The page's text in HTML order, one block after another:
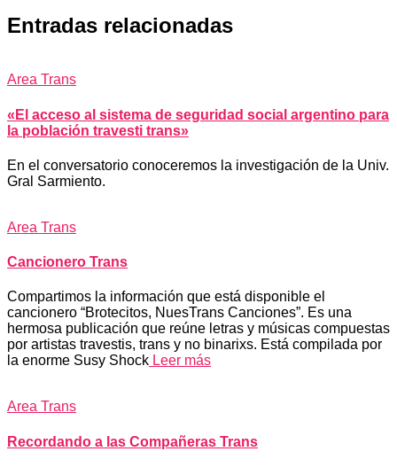
Entradas relacionadas
Area Trans
«El acceso al sistema de seguridad social argentino para
la población travesti trans»
En el conversatorio conoceremos la investigación de la Univ.
Gral Sarmiento.
Area Trans
Cancionero Trans
Compartimos la información que está disponible el
cancionero “Brotecitos, NuesTrans Canciones”. Es una
hermosa publicación que reúne letras y músicas compuestas
por artistas travestis, trans y no binarixs. Está compilada por
la enorme Susy Shock Leer más
Area Trans
Recordando a las Compañeras Trans